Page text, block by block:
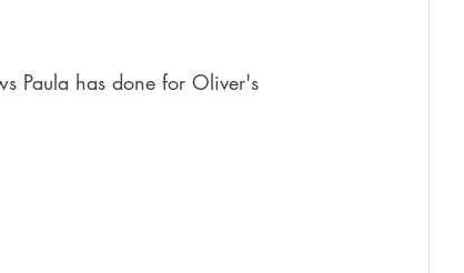
Paula has done for Oliver's